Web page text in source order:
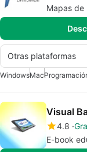
Mapas de
Otras plataformas
WindowsMac
Visual
4.8
E-book